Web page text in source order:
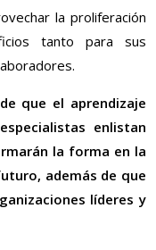
la proliferación
tanto para sus
que el aprendizaje
enlistan
la forma en la
además de que
líderes y